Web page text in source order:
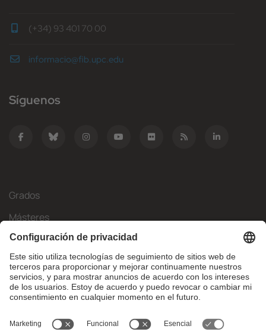
(+34) 93 401 70 00
informacio@fib.upc.edu
Síguenos
Grados
Másteres
Movilidad Internacional
Investigación
Empresa
¿Qué necesitas?